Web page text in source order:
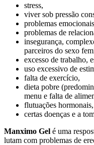
stress,
viver sob pressão
problemas
problemas de
insegurança,
parceiros do sexo
excesso de trabalho,
uso excessivo de
falta de exercício,
dieta pobre
menu e falta de
flutuações hormonais,
certas doenças e a
Manximo Gel é uma
lutam com problemas de